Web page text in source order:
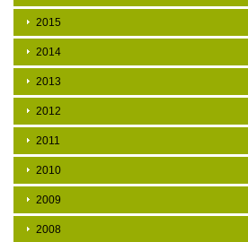
2015
2014
2013
2012
2011
2010
2009
2008